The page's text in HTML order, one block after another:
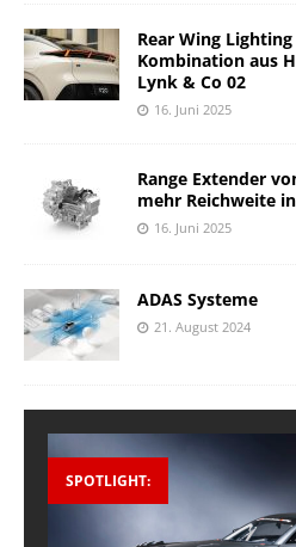
Rear Wing
Kombination aus
Lynk & Co 02
16. Juni 2025
Range Extender
mehr Reichweite
16. Juni 2025
ADAS Systeme
21. August 2024
SPOTLIGHT: